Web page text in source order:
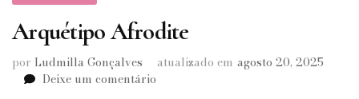
Arquétipo Afrodite
por Ludmilla Gonçalves atualizado em agosto 20, 2025
Deixe um comentário